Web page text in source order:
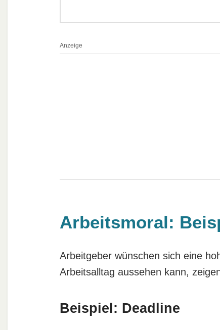
Anzeige
Arbeitsmoral:
Arbeitgeber wünschen sich eine
Arbeitsalltag aussehen kann,
Beispiel: Deadline